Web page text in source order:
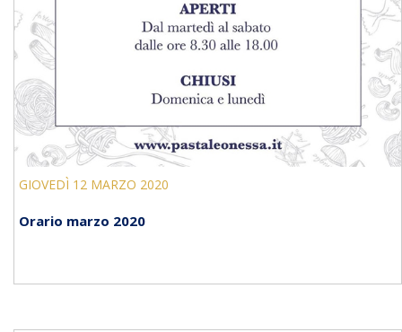
GIOVEDÌ 12 MARZO 2020
Orario marzo 2020